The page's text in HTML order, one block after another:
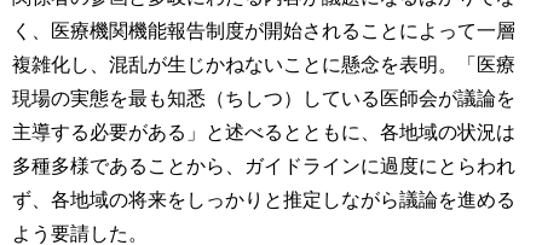
く、医療機関機能報告制度が開始されることによって一層
複雑化し、混乱が生じかねないことに懸念を表明。「医療
現場の実態を最も知悉（ちしつ）している医師会が議論を
主導する必要がある」と述べるとともに、各地域の状況は
多種多様であることから、ガイドラインに過度にとらわれ
ず、各地域の将来をしっかりと推定しながら議論を進める
よう要請した。